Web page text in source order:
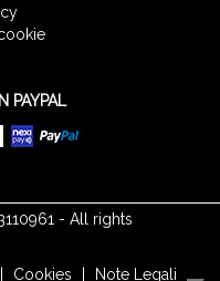
PAYPAL
- All rights
Cookies Note Legali